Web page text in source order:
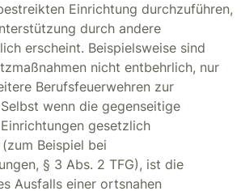
Einrichtung durchzuführen,
durch andere
erscheint. Beispielsweise sind
nicht entbehrlich, nur
Berufsfeuerwehren zur
wenn die gegenseitige
gesetzlich
Beispiel bei
§ 3 Abs. 2 TFG), ist die
Ausfalls einer ortsnahen